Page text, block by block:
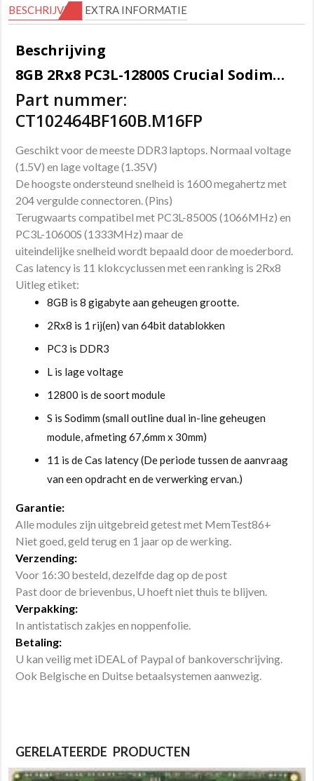
aantal
BESCHRIJVING EXTRA INFORMATIE
Beschrijving
8GB 2Rx8 PC3L-12800S Crucial Sodimm geheugen.
Part nummer:
CT102464BF160B.M16FP
Geschikt voor de meeste DDR3 laptops. Normaal voltage
(1.5V) en lage voltage (1.35V)
De hoogste ondersteund snelheid is 1600 megahertz met
204 vergulde connectoren. (Pins)
Terugwaarts compatibel met PC3L-8500S (1066MHz) en
PC3L-10600S (1333MHz) maar de
uiteindelijke snelheid wordt bepaald door de moederbord.
Cas latency is 11 klokcyclussen met een ranking is 2Rx8
Uitleg etiket:
8GB is 8 gigabyte aan geheugen grootte.
2Rx8 is 1 rij(en) van 64bit datablokken
PC3 is DDR3
L is lage voltage
12800 is de soort module
S is Sodimm (small outline dual in-line geheugen
module, afmeting 67,6mm x 30mm)
11 is de Cas latency (De periode tussen de aanvraag
van een opdracht en de verwerking ervan.)
Garantie:
Alle modules zijn uitgebreid getest met MemTest86+
Niet goed, geld terug en 1 jaar op de werking.
Verzending:
Voor 16:30 besteld, dezelfde dag op de post
Past door de brievenbus, U hoeft niet thuis te blijven.
Verpakking:
In antistatisch zakjes en noppenfolie.
Betaling:
U kan veilig met iDEAL of Paypal of bankoverschrijving.
Ook Belgische en Duitse betaalsystemen aanwezig.
GERELATEERDE PRODUCTEN